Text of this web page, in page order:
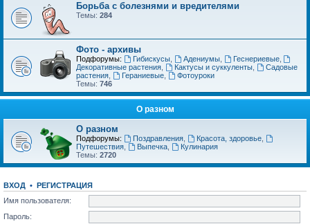
Борьба с болезнями и вредителями
Темы: 284
Фото - архивы
Подфорумы: Гибискусы, Адениумы, Геснериевые,
Декоративные растения
Кактусы и суккуленты,
Садовые
растения
Гераниевые,
Фотоуроки
Темы: 746
О разном
О разном
Подфорумы: Поздравления, Красота, здоровье,
Путешествия
Выпечка,
Кулинария
Темы: 2720
ВХОД • РЕГИСТРАЦИЯ
Имя пользователя:
Пароль: